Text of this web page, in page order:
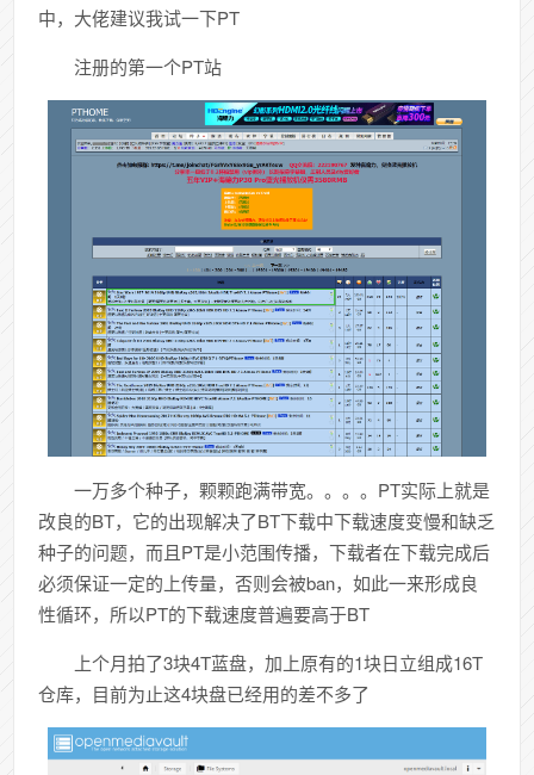
中，大佬建议我试一下PT
注册的第一个PT站
一万多个种子，颗颗跑满带宽。。。。PT实际上就是
改良的BT，它的出现解决了BT下载中下载速度变慢和缺乏
种子的问题，而且PT是小范围传播，下载者在下载完成后
必须保证一定的上传量，否则会被ban，如此一来形成良
性循环，所以PT的下载速度普遍要高于BT
上个月拍了3块4T蓝盘，加上原有的1块日立组成16T
仓库，目前为止这4块盘已经用的差不多了